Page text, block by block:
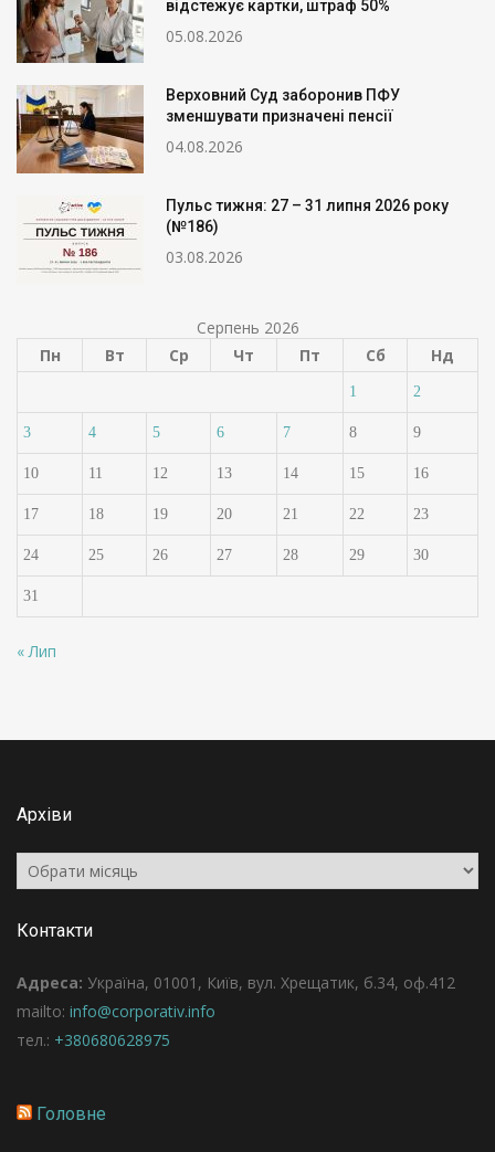
відстежує картки, штраф 50%
05.08.2026
Верховний Суд заборонив ПФУ
зменшувати призначені пенсії
04.08.2026
Пульс тижня: 27 – 31 липня 2026 року
(№186)
03.08.2026
Серпень 2026
Пн
Вт Ср Чт Пт Сб Нд
1 2
3 4 5 6 7 8 9
10 11 12 13 14 15 16
17 18 19 20 21 22 23
24 25 26 27 28 29 30
31
« Лип
Архіви
Архіви
Контакти
Адреса: Україна, 01001, Київ, вул. Хрещатик, б.34, оф.412
mailto: info@corporativ.info
тел.: +380680628975
Головне